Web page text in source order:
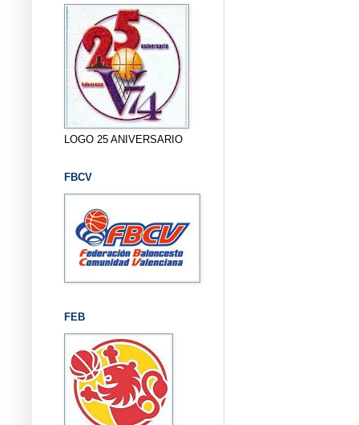
LOGO 25 ANIVERSARIO
FBCV
FEB